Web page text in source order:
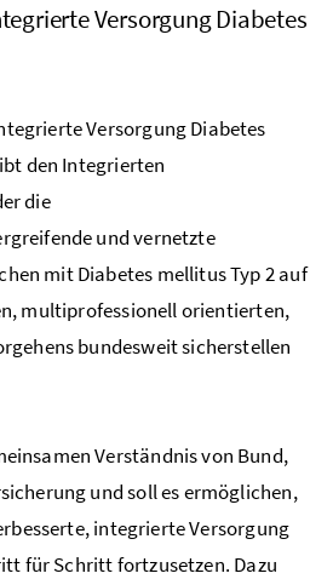
Versorgung Diabetes
Versorgung Diabetes
den Integrierten
die
und vernetzte
mit Diabetes mellitus Typ 2 auf
multiprofessionell orientierten,
bundesweit sicherstellen
Verständnis von Bund,
und soll es ermöglichen,
integrierte Versorgung
für Schritt fortzusetzen. Dazu